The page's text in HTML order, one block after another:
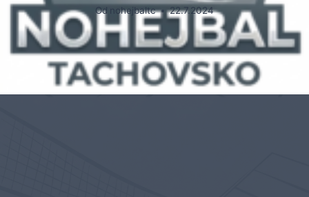
Od nohejbaltc 22.7.2024